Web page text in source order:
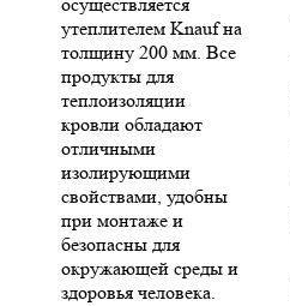
утеплителем Knauf на
толщину 200 мм. Все
продукты для
теплоизоляции
кровли обладают
отличными
изолирующими
свойствами, удобны
при монтаже и
безопасны для
окружающей среды и
здоровья человека.